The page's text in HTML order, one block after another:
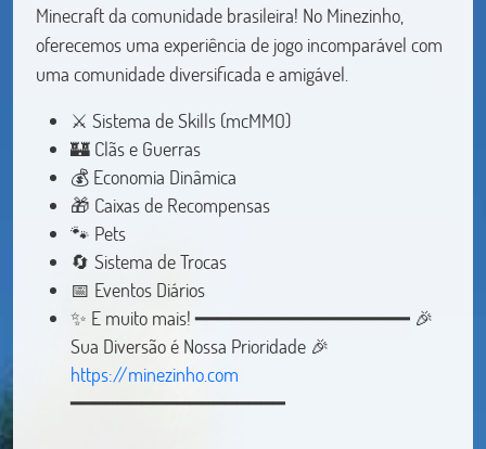
Minecraft da comunidade brasileira! No Minezinho,
oferecemos uma experiência de jogo incomparável com
uma comunidade diversificada e amigável.
⚔️ Sistema de Skills (mcMMO)
🏰 Clãs e Guerras
💰 Economia Dinâmica
🎁 Caixas de Recompensas
🐾 Pets
🔄 Sistema de Trocas
📅 Eventos Diários
✨ E muito mais! ━━━━━━━━━━━━━━━━━━ 🎉
Sua Diversão é Nossa Prioridade 🎉
https://minezinho.com
━━━━━━━━━━━━━━━━━━